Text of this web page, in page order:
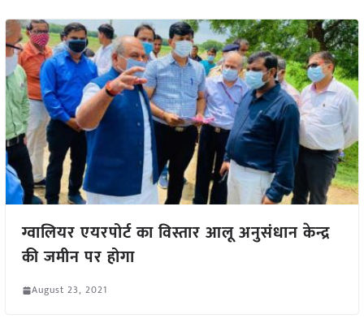
ग्वालियर एयरपोर्ट का विस्तार आलू अनुसंधान केन्द्र
की जमीन पर होगा
August 23, 2021